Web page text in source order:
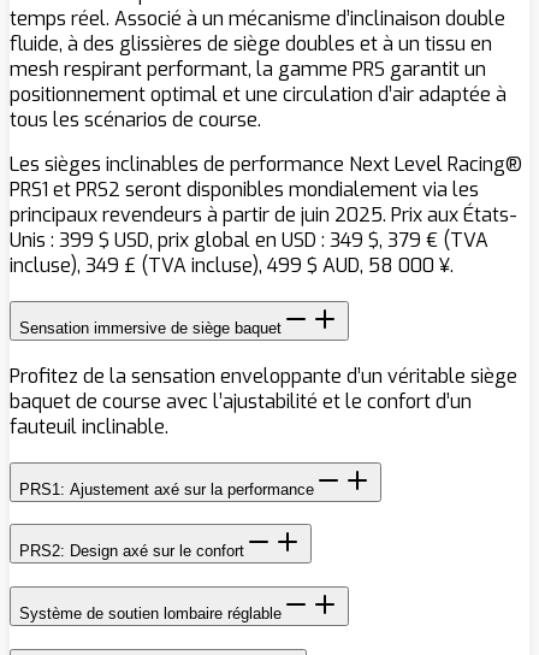
temps réel. Associé à un mécanisme d’inclinaison double
fluide, à des glissières de siège doubles et à un tissu en
mesh respirant performant, la gamme PRS garantit un
positionnement optimal et une circulation d’air adaptée à
tous les scénarios de course.
Les sièges inclinables de performance Next Level Racing®
PRS1 et PRS2 seront disponibles mondialement via les
principaux revendeurs à partir de juin 2025. Prix aux États-
Unis : 399 $ USD, prix global en USD : 349 $, 379 € (TVA
incluse), 349 £ (TVA incluse), 499 $ AUD, 58 000 ¥.
Sensation immersive de siège baquet
Profitez de la sensation enveloppante d’un véritable siège
baquet de course avec l’ajustabilité et le confort d’un
fauteuil inclinable.
PRS1: Ajustement axé sur la performance
PRS2: Design axé sur le confort
Système de soutien lombaire réglable